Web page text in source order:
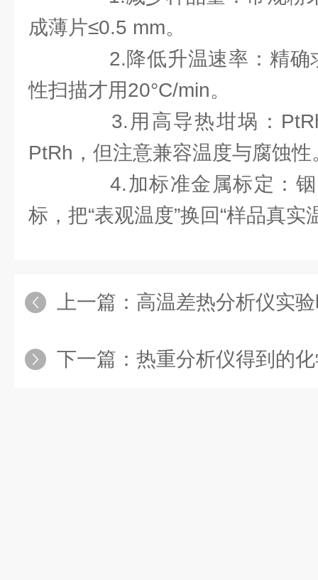
成薄片≤0.5 mm。
2.降低升温速率：精确
性扫描才用20°C/min。
3.用高导热坩埚：PtRh
PtRh，但注意兼容温度与腐蚀性
4.加标准金属标定：铟
标，把“表观温度”换回“样品真实
上一篇： 高温差热分析仪实验时为
下一篇： 热重分析仪得到的化学